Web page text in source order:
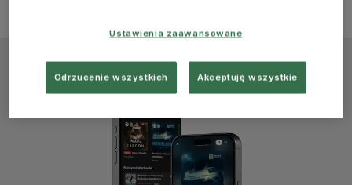
Ustawienia zaawansowane
Odrzucenie wszystkich Akceptuję wszystkie